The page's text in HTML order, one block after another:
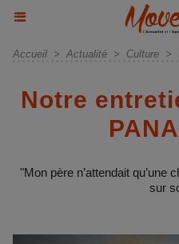
Accueil > Actualité > Culture >
Notre
"Mon père n’attendait qu’une
sur